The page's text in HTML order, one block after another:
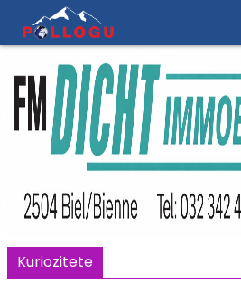
Kuriozitete